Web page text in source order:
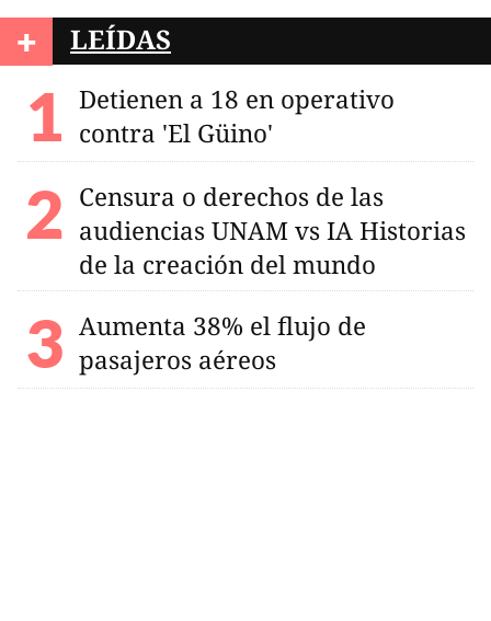
+ LEÍDAS
Detienen a 18 en operativo
contra 'El Güino'
Censura o derechos de las
audiencias UNAM vs IA Historias
de la creación del mundo
Aumenta 38% el flujo de
pasajeros aéreos